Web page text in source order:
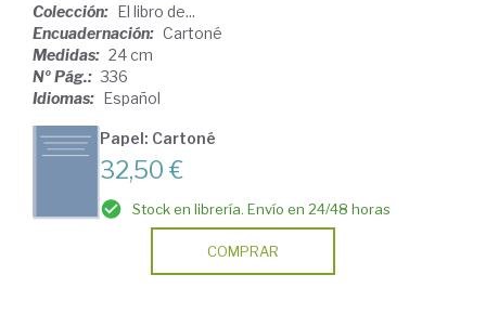
Colección: El libro de...
Encuadernación: Cartoné
Medidas: 24 cm
Nº Pág.: 336
Idiomas: Español
Papel: Cartoné
32,50 €
Stock en librería. Envío en 24/48 horas
COMPRAR